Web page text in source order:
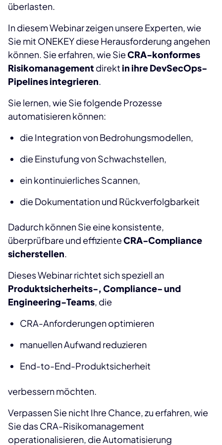
überlasten.
In diesem Webinar zeigen unsere Experten, wie
Sie mit ONEKEY diese Herausforderung angehen
können. Sie erfahren, wie SieCRA-konformes
Risikomanagement direkt in ihre DevSecOps-
Pipelines integrieren.
Sie lernen, wie Sie folgende Prozesse
automatisieren können:
die Integration von Bedrohungsmodellen,
die Einstufung von Schwachstellen,
ein kontinuierliches Scannen,
die Dokumentation und Rückverfolgbarkeit
Dadurch können Sie eine konsistente,
überprüfbare und effizienteCRA-Compliance
sicherstellen.
Dieses Webinar richtet sich speziell an
Produktsicherheits-, Compliance- und
Engineering-Teams, die
CRA-Anforderungen optimieren
manuellen Aufwand reduzieren
End-to-End-Produktsicherheit
verbessern möchten.
Verpassen Sie nicht Ihre Chance, zu erfahren, wie
Sie das CRA-Risikomanagement
operationalisieren, die Automatisierung